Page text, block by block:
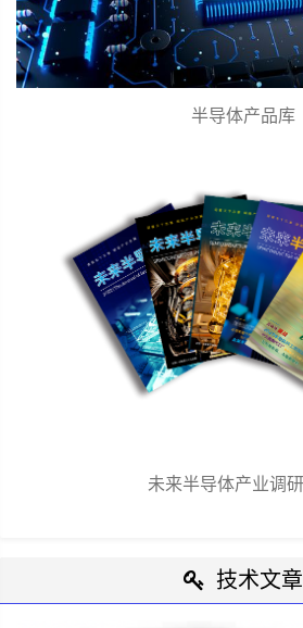
半导体产品库
未来半导体产业调
技术文章